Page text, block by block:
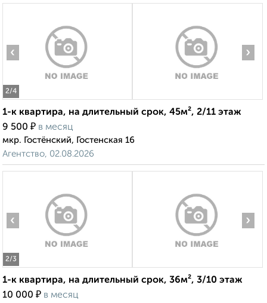
2/4
‹ ›
1-к квартира, на длительный срок, 45м², 2/11 этаж
9 500 ₽ в месяц
мкр. Гостёнский, Гостенская 16
Агентство, 02.08.2026
2/3
‹ ›
1-к квартира, на длительный срок, 36м², 3/10 этаж
10 000 ₽ в месяц